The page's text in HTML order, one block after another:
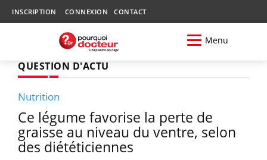
INSCRIPTION CONNEXION CONTACT
Menu
QUESTION D'ACTU
Nutrition
Ce légume favorise la perte de
graisse au niveau du ventre, selon
des diététiciennes